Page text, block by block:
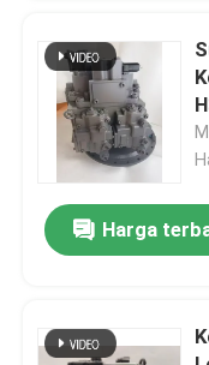
Kontrol Kualitas
Hubungi Kami
Berita
Excavator Spare
Harga